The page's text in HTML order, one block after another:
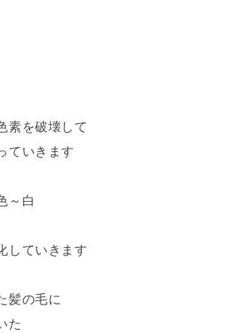
素を破壊して
ていきます
～白
していきます
髪の毛に
た